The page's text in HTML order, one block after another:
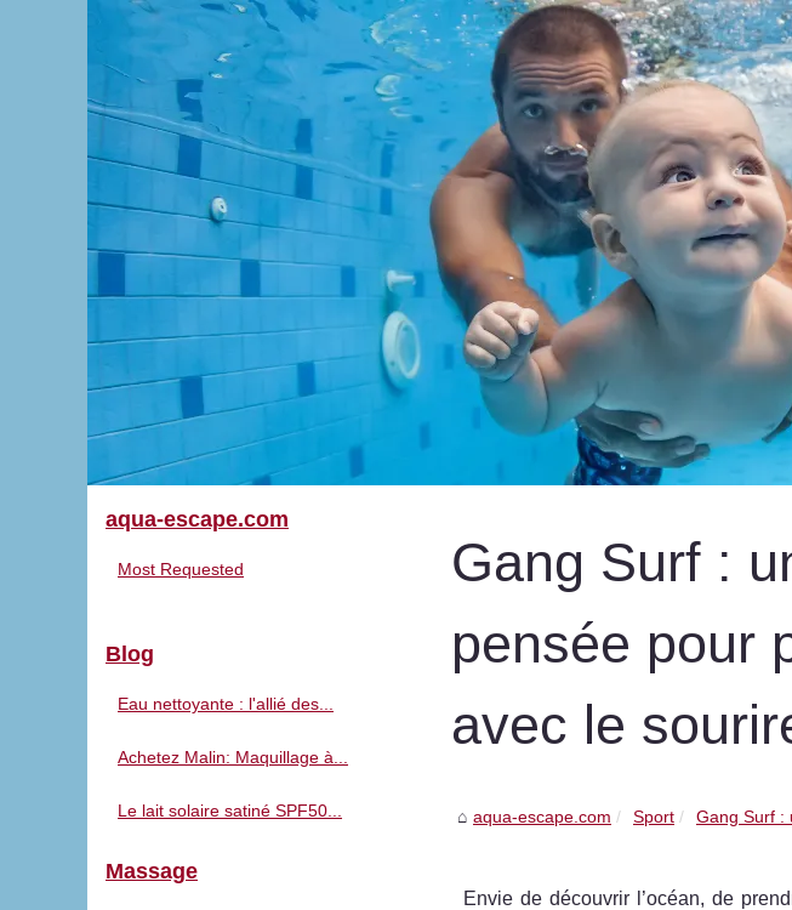
Gang Surf :
pensée pour
avec le
aqua-escape.com Sport Gang Surf :
Envie de découvrir l’océan, de
aqua-escape.com
Most Requested
Blog
Eau nettoyante : l'allié des...
Achetez Malin: Maquillage à...
Le lait solaire satiné SPF50...
Massage